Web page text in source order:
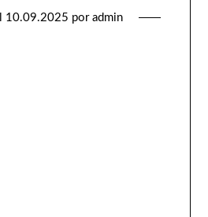
10.09.2025 por admin